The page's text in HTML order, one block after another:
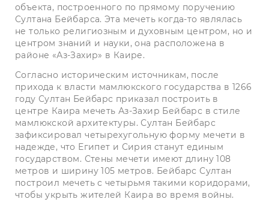
объекта, построенного по прямому поручению
Султана Бейбарса. Эта мечеть когда-то являлась
не только религиозным и духовным центром, но и
центром знаний и науки, она расположена в
районе «Аз-Захир» в Каире.
Согласно историческим источникам, после
прихода к власти мамлюкского государства в 1266
году Султан Бейбарс приказал построить в
центре Каира мечеть Аз-Захир Бейбарс в стиле
мамлюкской архитектуры. Султан Бейбарс
зафиксировал четырехугольную форму мечети в
надежде, что Египет и Сирия станут единым
государством. Стены мечети имеют длину 108
метров и ширину 105 метров. Бейбарс Султан
построил мечеть с четырьмя такими коридорами,
чтобы укрыть жителей Каира во время войны.